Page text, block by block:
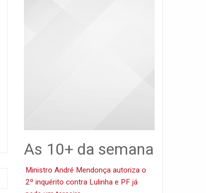
As 10+ da semana
Ministro André Mendonça autoriza o
2º inquérito contra Lulinha e PF já